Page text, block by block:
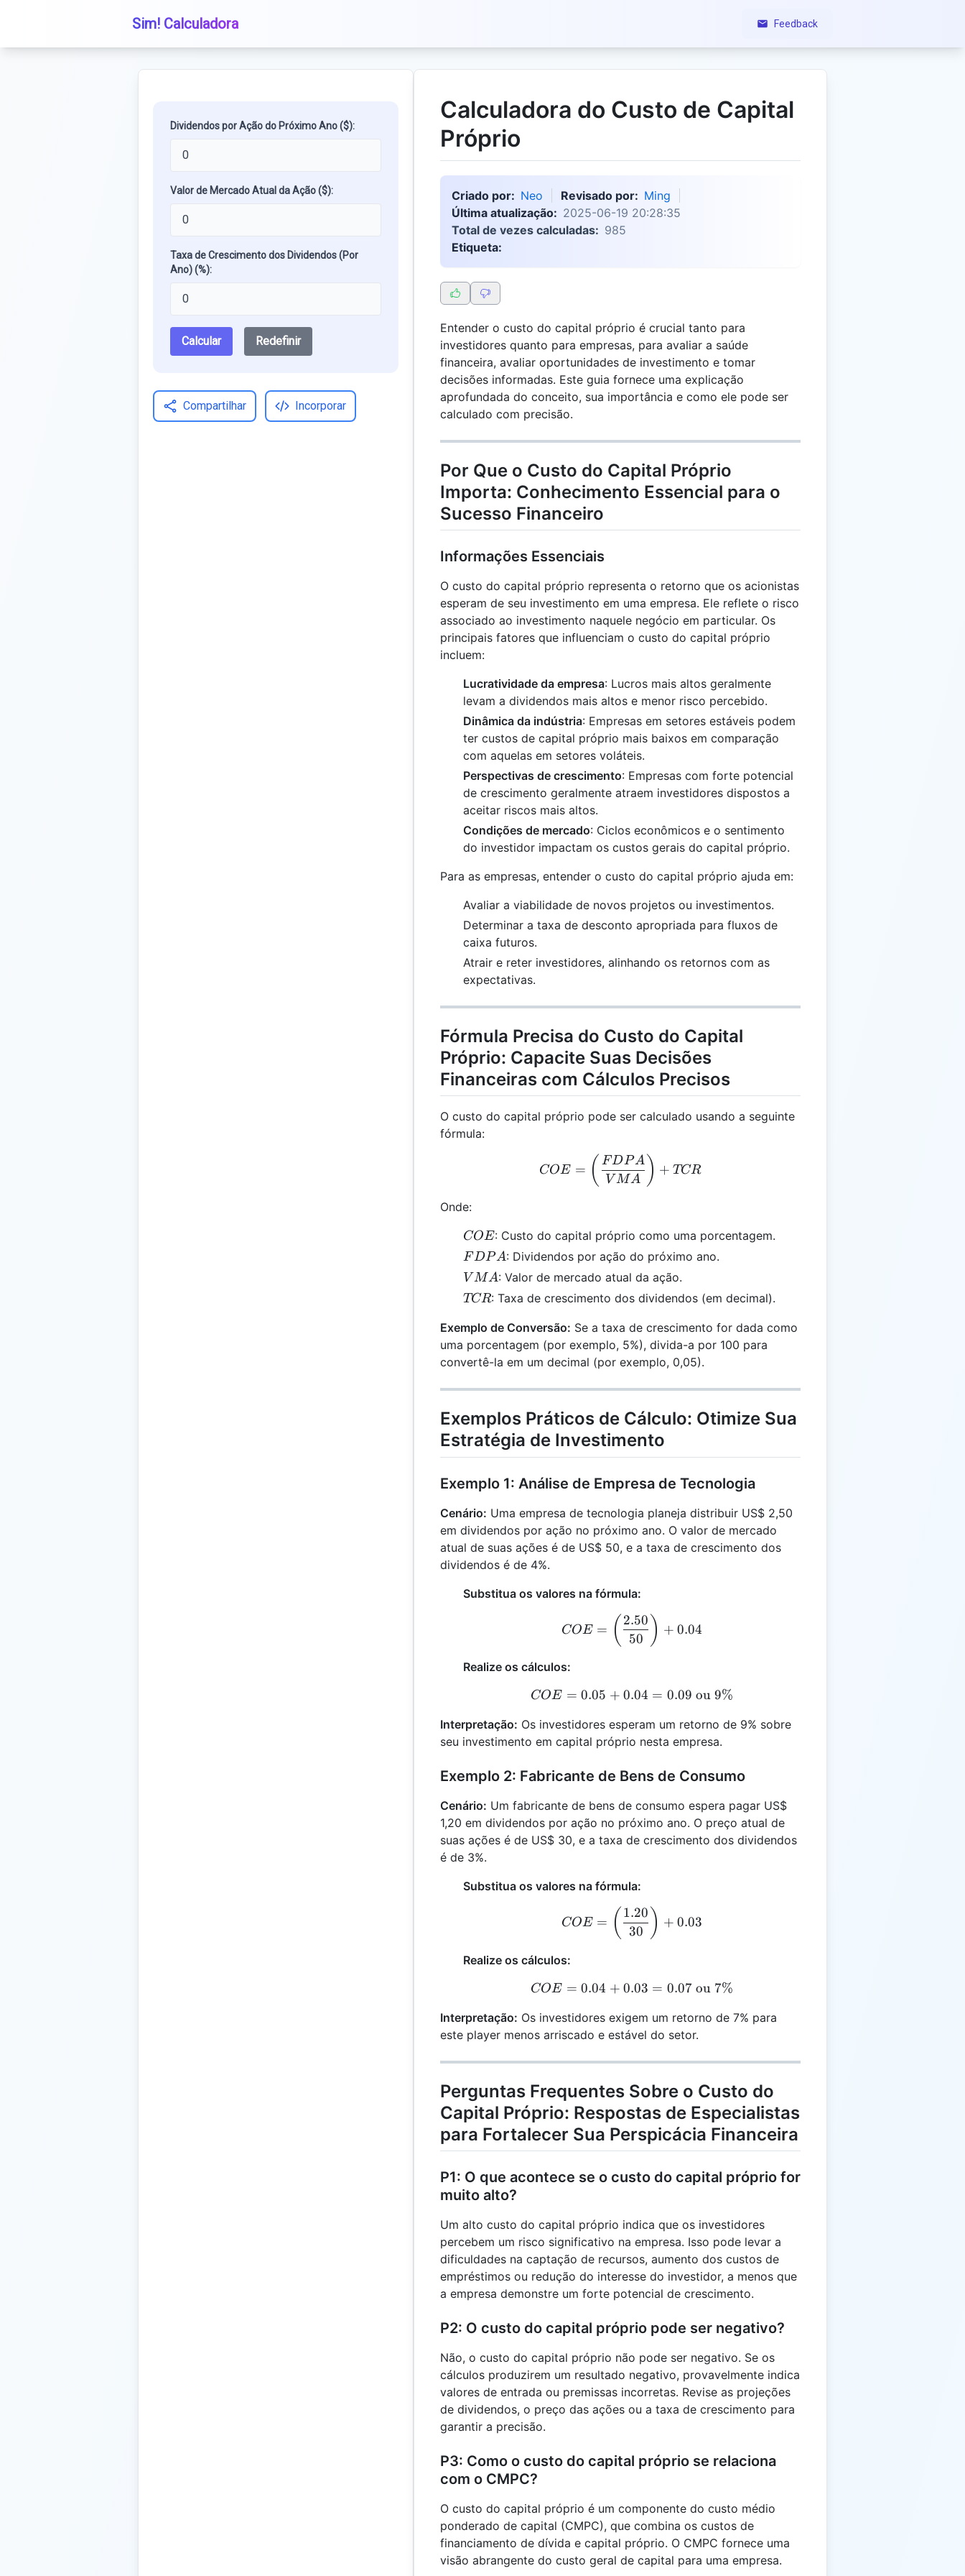
Sim! Calculadora Feedback
Dividendos por Ação do Próximo Ano ($):
Valor de Mercado Atual da Ação ($):
Taxa de Crescimento dos Dividendos (Por
Ano) (%):
Calcular Redefinir
Compartilhar Incorporar
Calculadora do Custo de Capital
Próprio
Criado por: Neo Revisado por: Ming
Última atualização: 2025-06-19 20:28:35
Total de vezes calculadas: 985
Etiqueta:
Entender o custo do capital próprio é crucial tanto para
investidores quanto para empresas, para avaliar a saúde
financeira, avaliar oportunidades de investimento e tomar
decisões informadas. Este guia fornece uma explicação
aprofundada do conceito, sua importância e como ele pode ser
calculado com precisão.
Por Que o Custo do Capital Próprio
Importa: Conhecimento Essencial para o
Sucesso Financeiro
Informações Essenciais
O custo do capital próprio representa o retorno que os acionistas
esperam de seu investimento em uma empresa. Ele reflete o risco
associado ao investimento naquele negócio em particular. Os
principais fatores que influenciam o custo do capital próprio
incluem:
Lucratividade da empresa: Lucros mais altos geralmente
levam a dividendos mais altos e menor risco percebido.
Dinâmica da indústria: Empresas em setores estáveis podem
ter custos de capital próprio mais baixos em comparação
com aquelas em setores voláteis.
Perspectivas de crescimento: Empresas com forte potencial
de crescimento geralmente atraem investidores dispostos a
aceitar riscos mais altos.
Condições de mercado: Ciclos econômicos e o sentimento
do investidor impactam os custos gerais do capital próprio.
Para as empresas, entender o custo do capital próprio ajuda em:
Avaliar a viabilidade de novos projetos ou investimentos.
Determinar a taxa de desconto apropriada para fluxos de
caixa futuros.
Atrair e reter investidores, alinhando os retornos com as
expectativas.
Fórmula Precisa do Custo do Capital
Próprio: Capacite Suas Decisões
Financeiras com Cálculos Precisos
O custo do capital próprio pode ser calculado usando a seguinte
fórmula:
COE = \left(\frac{FDPA}{VMA}\right) + TCR
COE = ( V MA
FDPA ) + TCR
Onde:
COE
COE: Custo do capital próprio como uma porcentagem.
FDPA
F DPA: Dividendos por ação do próximo ano.
VMA
V MA: Valor de mercado atual da ação.
TCR
TCR: Taxa de crescimento dos dividendos (em decimal).
Exemplo de Conversão: Se a taxa de crescimento for dada como
uma porcentagem (por exemplo, 5%), divida-a por 100 para
convertê-la em um decimal (por exemplo, 0,05).
Exemplos Práticos de Cálculo: Otimize Sua
Estratégia de Investimento
Exemplo 1: Análise de Empresa de Tecnologia
Cenário: Uma empresa de tecnologia planeja distribuir US$ 2,50
em dividendos por ação no próximo ano. O valor de mercado
atual de suas ações é de US$ 50, e a taxa de crescimento dos
dividendos é de 4%.
Substitua os valores na fórmula:
COE = \left(\frac{2.50}{50}\right) + 0.04
COE = ( 50
2.50 ) + 0.04
Realize os cálculos:
COE = 0.05 + 0.04 = 0.09 \text{ ou } 9\%
COE = 0.05 + 0.04 = 0.09 ou 9%
Interpretação: Os investidores esperam um retorno de 9% sobre
seu investimento em capital próprio nesta empresa.
Exemplo 2: Fabricante de Bens de Consumo
Cenário: Um fabricante de bens de consumo espera pagar US$
1,20 em dividendos por ação no próximo ano. O preço atual de
suas ações é de US$ 30, e a taxa de crescimento dos dividendos
é de 3%.
Substitua os valores na fórmula:
COE = \left(\frac{1.20}{30}\right) + 0.03
COE = ( 30
1.20 ) + 0.03
Realize os cálculos:
COE = 0.04 + 0.03 = 0.07 \text{ ou } 7\%
COE = 0.04 + 0.03 = 0.07ou 7%
Interpretação: Os investidores exigem um retorno de 7% para
este player menos arriscado e estável do setor.
Perguntas Frequentes Sobre o Custo do
Capital Próprio: Respostas de Especialistas
para Fortalecer Sua Perspicácia Financeira
P1: O que acontece se o custo do capital próprio for
muito alto?
Um alto custo do capital próprio indica que os investidores
percebem um risco significativo na empresa. Isso pode levar a
dificuldades na captação de recursos, aumento dos custos de
empréstimos ou redução do interesse do investidor, a menos que
a empresa demonstre um forte potencial de crescimento.
P2: O custo do capital próprio pode ser negativo?
Não, o custo do capital próprio não pode ser negativo. Se os
cálculos produzirem um resultado negativo, provavelmente indica
valores de entrada ou premissas incorretas. Revise as projeções
de dividendos, o preço das ações ou a taxa de crescimento para
garantir a precisão.
P3: Como o custo do capital próprio se relaciona
com o CMPC?
O custo do capital próprio é um componente do custo médio
ponderado de capital (CMPC), que combina os custos de
financiamento de dívida e capital próprio. O CMPC fornece uma
visão abrangente do custo geral de capital para uma empresa.